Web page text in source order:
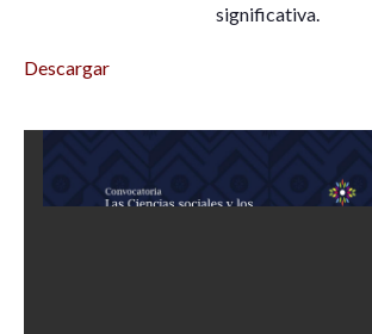
significativa.
Descargar